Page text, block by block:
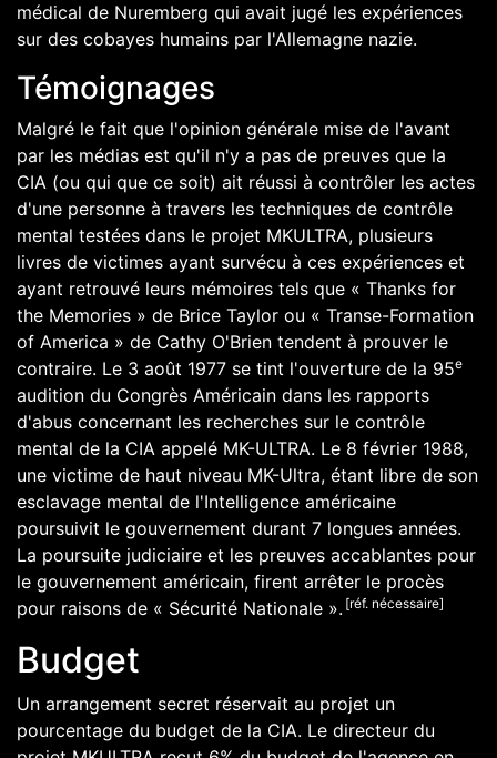
médical de Nuremberg qui avait jugé les expériences
sur des cobayes humains par l'Allemagne nazie.
Témoignages
Malgré le fait que l'opinion générale mise de l'avant
par les médias est qu'il n'y a pas de preuves que la
CIA (ou qui que ce soit) ait réussi à contrôler les actes
d'une personne à travers les techniques de contrôle
mental testées dans le projet MKULTRA, plusieurs
livres de victimes ayant survécu à ces expériences et
ayant retrouvé leurs mémoires tels que « Thanks for
the Memories » de Brice Taylor ou « Transe-Formation
of America » de Cathy O'Brien tendent à prouver le
contraire. Le 3 août 1977 se tint l'ouverture de la 95e
audition du Congrès Américain dans les rapports
d'abus concernant les recherches sur le contrôle
mental de la CIA appelé MK-ULTRA. Le 8 février 1988,
une victime de haut niveau MK-Ultra, étant libre de son
esclavage mental de l'Intelligence américaine
poursuivit le gouvernement durant 7 longues années.
La poursuite judiciaire et les preuves accablantes pour
le gouvernement américain, firent arrêter le procès
pour raisons de « Sécurité Nationale ». [réf. nécessaire]
Budget
Un arrangement secret réservait au projet un
pourcentage du budget de la CIA. Le directeur du